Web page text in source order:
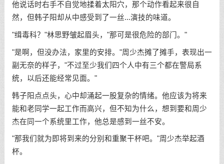
他说话时右手不自觉地揉着太阳穴，那个动作看起来很自
然，但韩子阳却从中感受到了一丝...演技的味道。
"缉毒科？"林思野皱起眉头，"那可是很危险的部门。"
"是啊，但没办法，家里的安排。"周少杰摊了摊手，表现出一
副无奈的样子，"不过至少我们四个人中有三个都在警局系
统，以后还能经常见面。"
韩子阳点点头，心中却涌起一股复杂的情绪。他应该为将来
能和老同学一起工作而高兴，但不知为什么，想到要和周少
杰在同一个系统里工作，他总是感到一丝不安。
"那我们就为即将到来的分别和重聚干杯吧。"周少杰举起酒
杯。